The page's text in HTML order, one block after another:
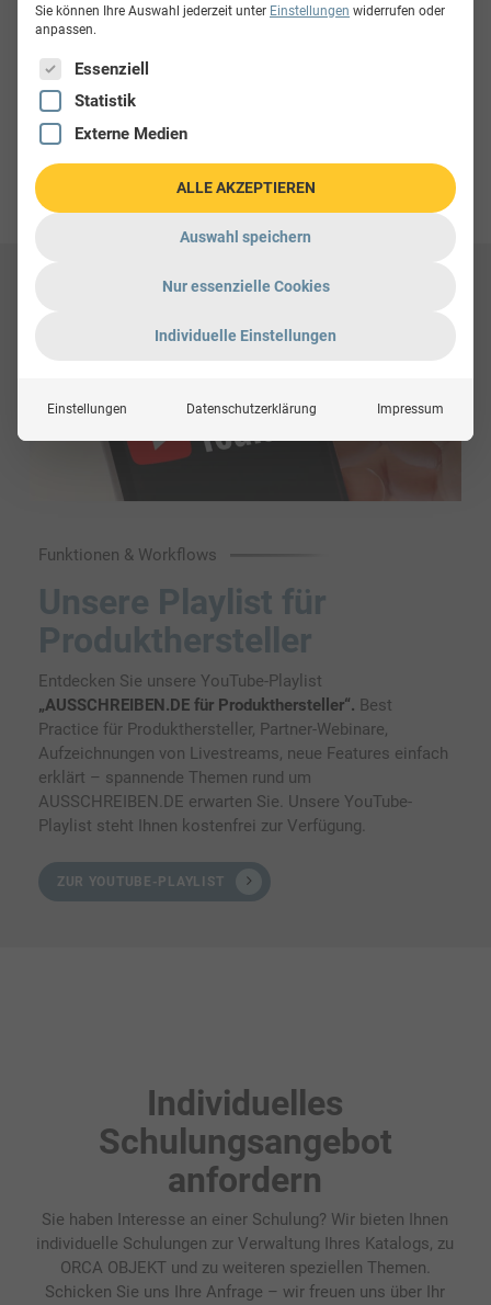
Optimaler Einsatz Ihres Pakets
Wir zeigen Ihnen, wie Sie alle Funktionen Ihres
Upload bis zur Analytics-Auswertung.
Funktionen & Workflows
Unsere Playlist für
Produkthersteller
Entdecken Sie unsere YouTube-Playlist
„AUSSCHREIBEN.DE für Produkthersteller“. Best
Practice für Produkthersteller, Partner-Webinare,
Aufzeichnungen von Livestreams, neue Features einfach
erklärt – spannende Themen rund um
AUSSCHREIBEN.DE erwarten Sie. Unsere YouTube-
Playlist steht Ihnen kostenfrei zur Verfügung.
ZUR YOUTUBE-PLAYLIST
Individuelles
Schulungsangebot
anfordern
Sie haben Interesse an einer Schulung? Wir bieten Ihnen
individuelle Schulungen zur Verwaltung Ihres Katalogs, zu
ORCA OBJEKT und zu weiteren speziellen Themen.
Schicken Sie uns Ihre Anfrage – wir freuen uns über Ihr
Sie können Ihre Auswahl jederzeit unter Einstellungen widerrufen oder
anpassen.
Es folgt eine Liste der Service-Gruppen, für die eine
Essenziell
Statistik
Externe Medien
ALLE AKZEPTIEREN
Auswahl speichern
Nur essenzielle Cookies
Individuelle Einstellungen
Einstellungen Datenschutzerklärung Impressum